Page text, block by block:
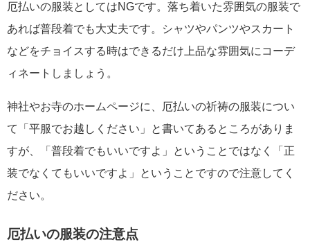
厄払いの服装としてはNGです。落ち着いた雰囲気の服装で
あれば普段着でも大丈夫です。シャツやパンツやスカート
などをチョイスする時はできるだけ上品な雰囲気にコーデ
ィネートしましょう。
神社やお寺のホームページに、厄払いの祈祷の服装につい
て「平服でお越しください」と書いてあるところがありま
すが、「普段着でもいいですよ」ということではなく「正
装でなくてもいいですよ」ということですので注意してく
ださい。
厄払いの服装の注意点